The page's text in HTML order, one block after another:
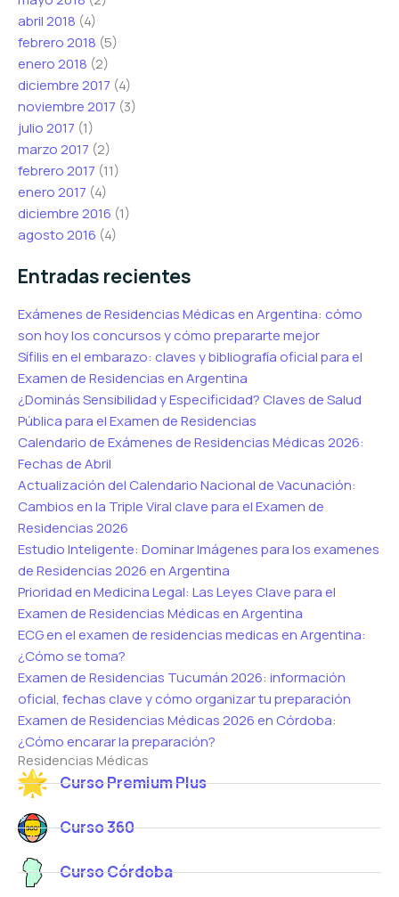
abril 2018 (4)
febrero 2018 (5)
enero 2018 (2)
diciembre 2017 (4)
noviembre 2017 (3)
julio 2017 (1)
marzo 2017 (2)
febrero 2017 (11)
enero 2017 (4)
diciembre 2016 (1)
agosto 2016 (4)
Entradas recientes
Exámenes de Residencias Médicas en Argentina: cómo
son hoy los concursos y cómo prepararte mejor
Sífilis en el embarazo: claves y bibliografía oficial para el
Examen de Residencias en Argentina
¿Dominás Sensibilidad y Especificidad? Claves de Salud
Pública para el Examen de Residencias
Calendario de Exámenes de Residencias Médicas 2026:
Fechas de Abril
Actualización del Calendario Nacional de Vacunación:
Cambios en la Triple Viral clave para el Examen de
Residencias 2026
Estudio Inteligente: Dominar Imágenes para los examenes
de Residencias 2026 en Argentina
Prioridad en Medicina Legal: Las Leyes Clave para el
Examen de Residencias Médicas en Argentina
ECG en el examen de residencias medicas en Argentina:
¿Cómo se toma?
Examen de Residencias Tucumán 2026: información
oficial, fechas clave y cómo organizar tu preparación
Examen de Residencias Médicas 2026 en Córdoba:
¿Cómo encarar la preparación?
Residencias Médicas
Curso Premium Plus
Curso 360
Curso Córdoba